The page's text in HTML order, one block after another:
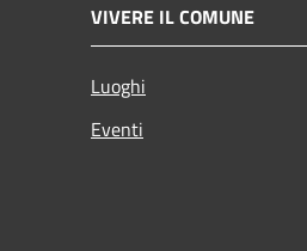
VIVERE IL COMUNE
Luoghi
Eventi